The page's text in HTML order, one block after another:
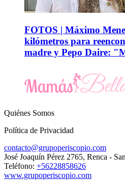
FOTOS | Máximo
kilómetros para
madre y Pepo Daire:
Quiénes Somos
Política de Privacidad
contacto@grupoperiscopio.com
José Joaquín Pérez 2765, Renca -
Teléfono: +56228858626
www.grupoperiscopio.com